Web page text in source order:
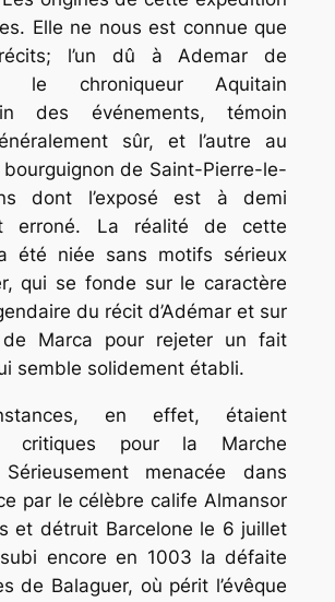
Elle ne nous est connue que
l’un dû à Ademar de
le chroniqueur Aquitain
des événements, témoin
sûr, et l’autre au
de Saint-Pierre-le-
dont l’exposé est à demi
erroné. La réalité de cette
été niée sans motifs sérieux
qui se fonde sur le caractère
du récit d’Adémar et sur
Marca pour rejeter un fait
semble solidement établi.
en effet, étaient
critiques pour la Marche
Sérieusement menacée dans
par le célèbre calife Almansor
et détruit Barcelone le 6 juillet
encore en 1003 la défaite
de Balaguer, où périt l’évêque